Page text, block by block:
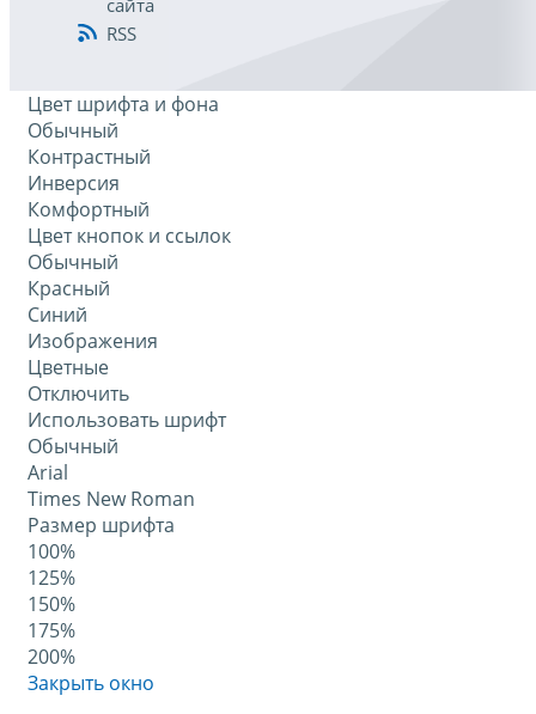
сайта
RSS
Цвет шрифта и фона
Обычный
Контрастный
Инверсия
Комфортный
Цвет кнопок и ссылок
Обычный
Красный
Синий
Изображения
Цветные
Отключить
Использовать шрифт
Обычный
Arial
Times New Roman
Размер шрифта
100%
125%
150%
175%
200%
Закрыть окно